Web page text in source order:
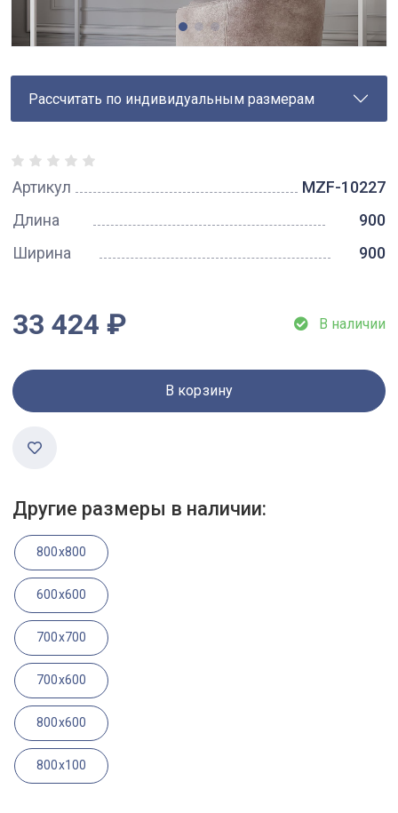
Рассчитать по индивидуальным размерам
Артикул
MZF-10227
Длина
900
Ширина
900
33 424 ₽ В наличии
В корзину
Другие размеры в наличии:
800x800
600x600
700x700
700x600
800x600
800x100